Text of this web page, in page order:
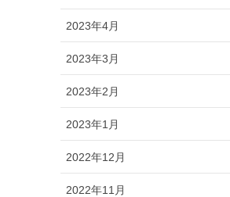
2023年4月
2023年3月
2023年2月
2023年1月
2022年12月
2022年11月